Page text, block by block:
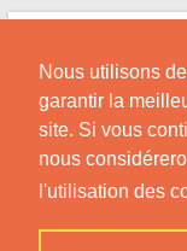
Nous utilisons
garantir la
site. Si vous
nous
l'utilisation des
Skip
content
Nos Conseils pour
Originaire de Chine !